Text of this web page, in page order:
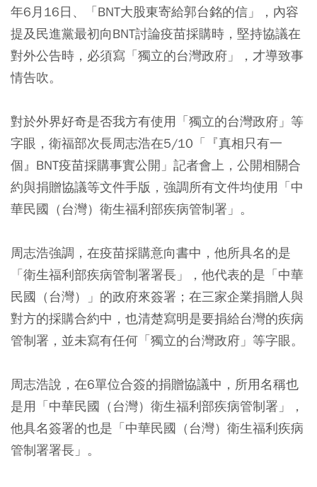
年6月16日、「BNT大股東寄給郭台銘的信」，內容
提及民進黨最初向BNT討論疫苗採購時，堅持協議在
對外公告時，必須寫「獨立的台灣政府」，才導致事
情告吹。
對於外界好奇是否我方有使用「獨立的台灣政府」等
字眼，衛福部次長周志浩在5/10「『真相只有一
個』BNT疫苗採購事實公開」記者會上，公開相關合
約與捐贈協議等文件手版，強調所有文件均使用「中
華民國（台灣）衛生福利部疾病管制署」。
周志浩強調，在疫苗採購意向書中，他所具名的是
「衛生福利部疾病管制署署長」，他代表的是「中華
民國（台灣）」的政府來簽署；在三家企業捐贈人與
對方的採購合約中，也清楚寫明是要捐給台灣的疾病
管制署，並未寫有任何「獨立的台灣政府」等字眼。
周志浩說，在6單位合簽的捐贈協議中，所用名稱也
是用「中華民國（台灣）衛生福利部疾病管制署」，
他具名簽署的也是「中華民國（台灣）衛生福利疾病
管制署署長」。